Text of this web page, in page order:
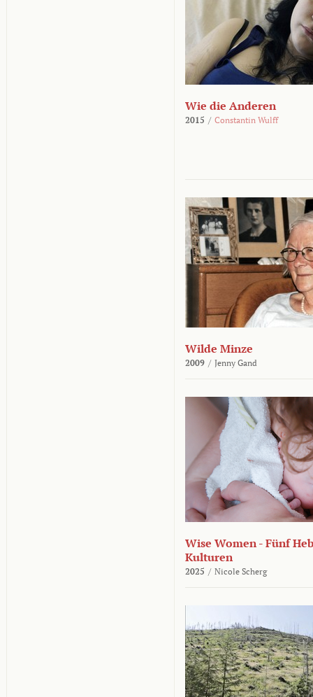
Wie die Anderen
2015 / Constantin Wulff
Wilde Minze
2009 / Jenny Gand
Wise Women - Fünf
Kulturen
2025 / Nicole Scherg